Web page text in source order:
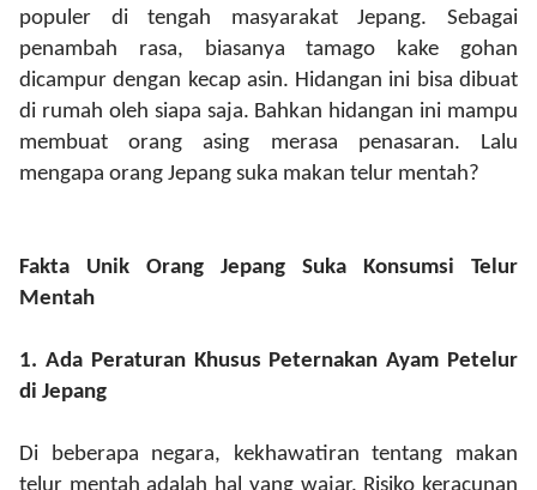
populer di tengah masyarakat Jepang. Sebagai
penambah rasa, biasanya tamago kake gohan
dicampur dengan kecap asin. Hidangan ini bisa dibuat
di rumah oleh siapa saja. Bahkan hidangan ini mampu
membuat orang asing merasa penasaran. Lalu
mengapa orang Jepang suka makan telur mentah?
Fakta Unik Orang Jepang Suka Konsumsi Telur
Mentah
1. Ada Peraturan Khusus Peternakan Ayam Petelur
di Jepang
Di beberapa negara, kekhawatiran tentang makan